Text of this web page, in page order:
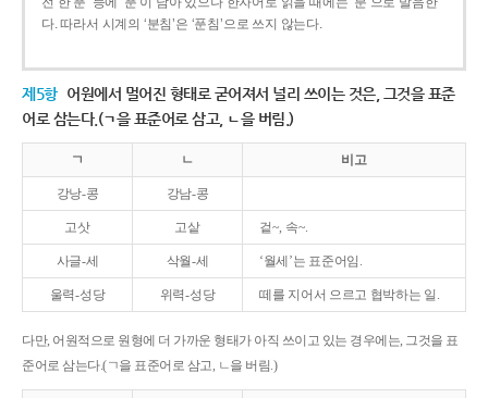
다. 따라서 시계의 ‘분침’은 ‘푼침’으로 쓰지 않는다.
제5항 어원에서 멀어진 형태로 굳어져서 널리 쓰이는 것은, 그것을 표준
어로 삼는다.(ㄱ을 표준어로 삼고, ㄴ을 버림.)
ㄱ ㄴ 비고
강낭-콩 강남-콩
고삿 고샅 겉~, 속~.
사글-세 삭월-세 ‘월세’는 표준어임.
울력-성당 위력-성당 떼를 지어서 으르고 협박하는 일.
다만, 어원적으로 원형에 더 가까운 형태가 아직 쓰이고 있는 경우에는, 그것을 표
준어로 삼는다.(ㄱ을 표준어로 삼고, ㄴ을 버림.)